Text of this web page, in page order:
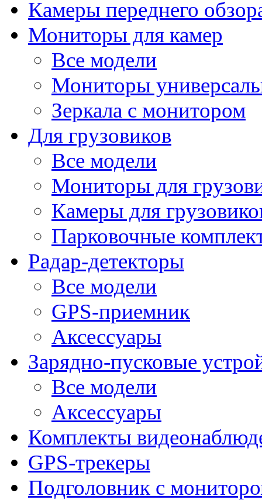
Камеры переднего
Мониторы для камер
Все модели
Мониторы
Зеркала с монитором
Для грузовиков
Все модели
Мониторы для
Камеры для
Парковочные
Радар-детекторы
Все модели
GPS-приемник
Аксессуары
Зарядно-пусковые
Все модели
Аксессуары
Комплекты
GPS-трекеры
Подголовник с